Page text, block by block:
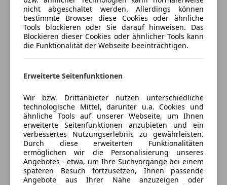
Verkäufer Händler
Kale Autohandel KG
(94% Weiterempfehlungen)
Sankt Egydener Straße 11,
2700 Wiener Neustadt, AT
Kontakt
Alle Fahrzeuge des Anbieters
nicht abgeschaltet werden. Allerdings können
bestimmte Browser diese Cookies oder ähnliche
Tools blockieren oder Sie darauf hinweisen. Das
Blockieren dieser Cookies oder ähnlicher Tools kann
die Funktionalität der Webseite beeinträchtigen.
Erweiterte Seitenfunktionen
Wir bzw. Drittanbieter nutzen unterschiedliche
technologische Mittel, darunter u.a. Cookies und
ähnliche Tools auf unserer Webseite, um Ihnen
erweiterte Seitenfunktionen anzubieten und ein
verbessertes Nutzungserlebnis zu gewährleisten.
Durch diese erweiterten Funktionalitäten
ermöglichen wir die Personalisierung unseres
Angebotes - etwa, um Ihre Suchvorgänge bei einem
späteren Besuch fortzusetzen, Ihnen passende
Angebote aus Ihrer Nähe anzuzeigen oder